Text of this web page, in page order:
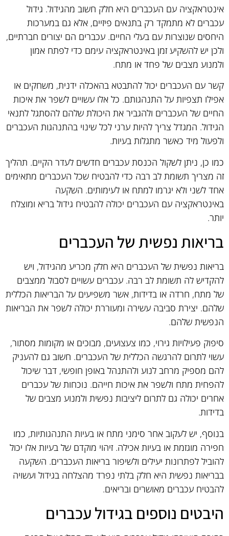
אינטראקציה עם העכברים היא חלק חשוב מהגידול. גידול
עכברים לא מתמקד רק בתנאים פיזיים, אלא גם במערכות
היחסים שנוצרות עם בעלי החיים. עכברים הם יצורים חברתיים,
ולכן יש להשקיע זמן באינטראקציה עימם כדי לפתח אמון
ולמנוע מצבים של פחד או מתח.
קשר עם העכברים יכול להתבטא בהאכלה ידנית, משחקים או
אפילו תצפיות על התנהגותם. כל אלו עשויים לשפר את איכות
החיים של העכברים ולהגביר את היכולת שלהם להסתגל לתנאי
הגידול. המגדל צריך להיות ערני לכל שינוי בהתנהגות העכברים
ולפעול מיד כאשר מתגלות בעיות.
כמו כן, ניתן לשקול הכנסת עכברים חדשים לעדר הקיים. תהליך
זה מצריך תשומת לב רבה כדי להבטיח שכל העכברים מתאימים
אחד לשני ולא יגרמו למתח או לעימותים. השקעה
באינטראקציה עם העכברים יכולה להבטיח גידול בריא ומוצלח
יותר.
בריאות נפשית של העכברים
בריאות נפשית של העכברים היא חלק מכריע מהגידול, ויש
להקדיש לה תשומת לב רבה. עכברים עשויים לסבול ממצבים
של מתח, חרדה או בדידות, אשר משפיעים על הבריאות הכללית
שלהם. יצירת סביבה עשירה ומעוררת יכולה לשפר את הבריאות
הנפשית שלהם.
סיפוק פעילויות גירוי, כמו צעצועים, מבוכים או מקומות מסתור,
עשוי לתרום להרגשה הכללית של העכברים. חשוב גם להעניק
להם מספיק מרחב לנוע ולהתנהל באופן חופשי, דבר שיכול
להפחית מתח ולשפר את איכות חייהם. נוכחות של עכברים
אחרים יכולה גם לתרום ליציבות נפשית ולמנוע מצבים של
בדידות.
בנוסף, יש לעקוב אחר סימני מתח או בעיות התנהגותיות, כמו
חפירה מוגזמת או בעיות אכילה. זיהוי מוקדם של בעיות אלו יכול
להוביל לפתרונות יעילים ולשיפור בריאות העכברים. השקעה
בבריאות נפשית היא חלק בלתי נפרד מהצלחה בגידול ועשויה
להבטיח עכברים מאושרים ובריאים.
היבטים נוספים בגידול עכברים